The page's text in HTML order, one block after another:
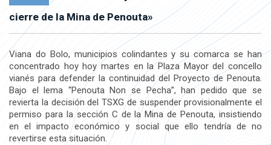
cierre de la Mina de Penouta»
Viana do Bolo, municipios colindantes y su comarca se han
concentrado hoy hoy martes en la Plaza Mayor del concello
vianés para defender la continuidad del Proyecto de Penouta.
Bajo el lema “Penouta Non se Pecha”, han pedido que se
revierta la decisión del TSXG de suspender provisionalmente el
permiso para la sección C de la Mina de Penouta, insistiendo
en el impacto económico y social que ello tendría de no
revertirse esta situación.